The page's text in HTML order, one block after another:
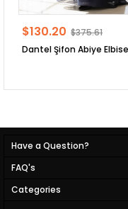
Dantel Şifon Abiye Elbise
$130.20 $375.61
Have a Question?
FAQ's
Categories